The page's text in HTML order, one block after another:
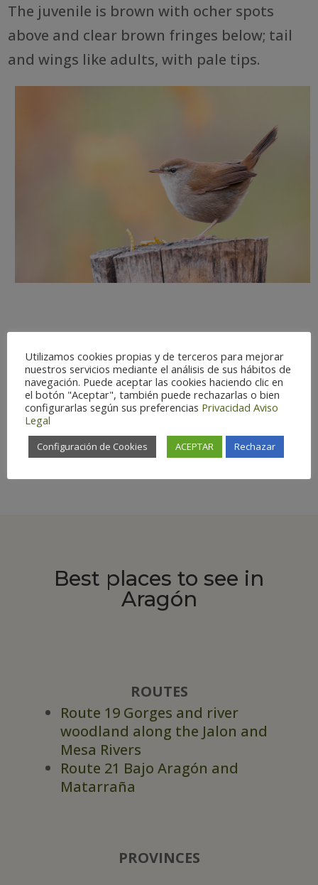
The juvenile is brown with ocher spots
above and clear brown fringes below; tail
and wings like adults, with pale tips.
Observation difficulty:Easy
Status:Resident
Optimal Season:Dec-Jan
Conservation Status:Protected
species
Hábitat:Riverbanks
Best places to see in
Aragón
ROUTES
Route 19 Gorges and river
woodland along the Jalon and
Mesa Rivers
Route 21 Bajo Aragón and
Matarraña
PROVINCES
Utilizamos cookies propias y de terceros para mejorar
nuestros servicios mediante el análisis de sus hábitos de
navegación. Puede aceptar las cookies haciendo clic en
el botón "Aceptar", también puede rechazarlas o bien
configurarlas según sus preferencias Privacidad Aviso
Legal
Configuración de Cookies ACEPTAR Rechazar